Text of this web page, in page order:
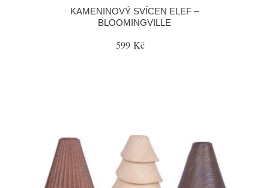
KAMENINOVÝ SVÍCEN ELEF –
BLOOMINGVILLE
599 Kč